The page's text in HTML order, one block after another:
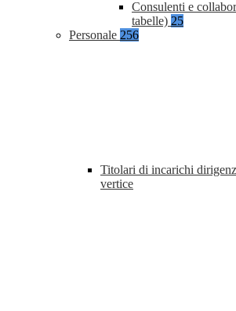
Consulenti e
tabelle) 25
Personale 256
Titolari di incarichi
vertice